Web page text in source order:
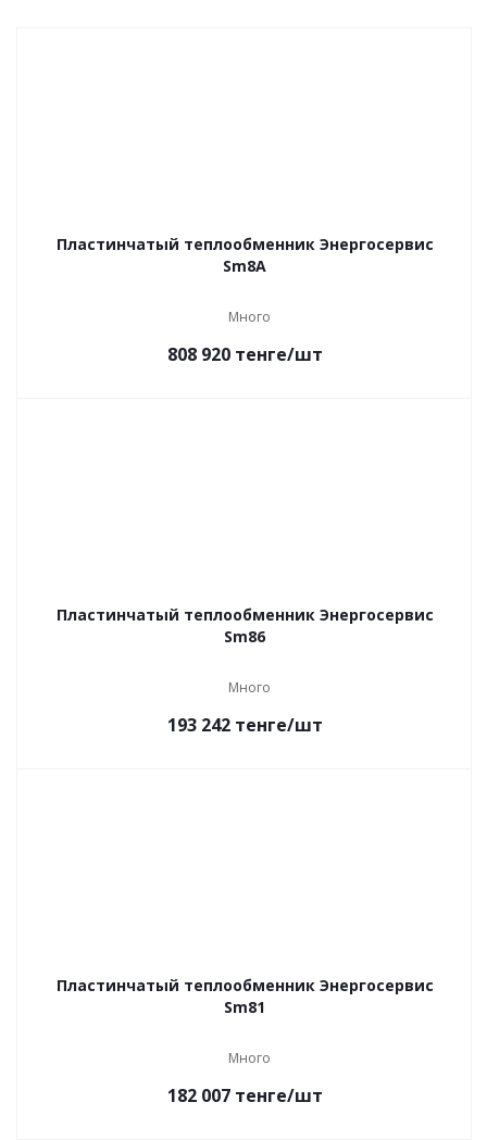
Пластинчатый теплообменник Энергосервис
Sm8A
Много
808 920тенге/шт
Пластинчатый теплообменник Энергосервис
Sm86
Много
193 242тенге/шт
Пластинчатый теплообменник Энергосервис
Sm81
Много
182 007тенге/шт